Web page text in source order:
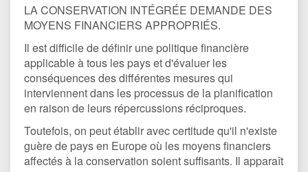
LA CONSERVATION INTÉGRÉE DEMANDE DES
MOYENS FINANCIERS APPROPRIÉS.
Il est difficile de définir une politique financière
applicable à tous les pays et d'évaluer les
conséquences des différentes mesures qui
interviennent dans les processus de la planification
en raison de leurs répercussions réciproques.
Toutefois, on peut établir avec certitude qu'il n'existe
guère de pays en Europe où les moyens financiers
affectés à la conservation soient suffisants. Il apparaît